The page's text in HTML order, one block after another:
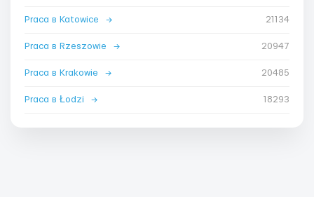
Praca в Katowice → 21134
Praca в Rzeszowie → 20947
Praca в Krakowie → 20485
Praca в Łodzi → 18293